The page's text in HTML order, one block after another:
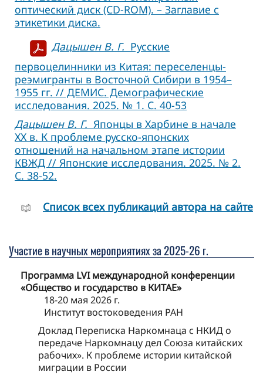
оптический диск (CD-ROM). – Заглавие с
этикетики диска.
Дацышен В. Г. Русские
первоцелинники из Китая: переселенцы-
реэмигранты в Восточной Сибири в 1954–
1955 гг. // ДЕМИС. Демографические
исследования. 2025. № 1. С. 40-53
Дацышен В. Г. Японцы в Харбине в начале
ХХ в. К проблеме русско-японских
отношений на начальном этапе истории
КВЖД // Японские исследования. 2025. № 2.
С. 38-52.
Cписок всех публикаций автора на сайте
Участие в научных мероприятиях за 2025-26 г.
Программа LVI международной конференции
«Общество и государство в КИТАЕ»
18-20 мая 2026 г.
Институт востоковедения РАН
Доклад Переписка Наркомнаца с НКИД о
передаче Наркомнацу дел Союза китайских
рабочих». К проблеме истории китайской
миграции в России